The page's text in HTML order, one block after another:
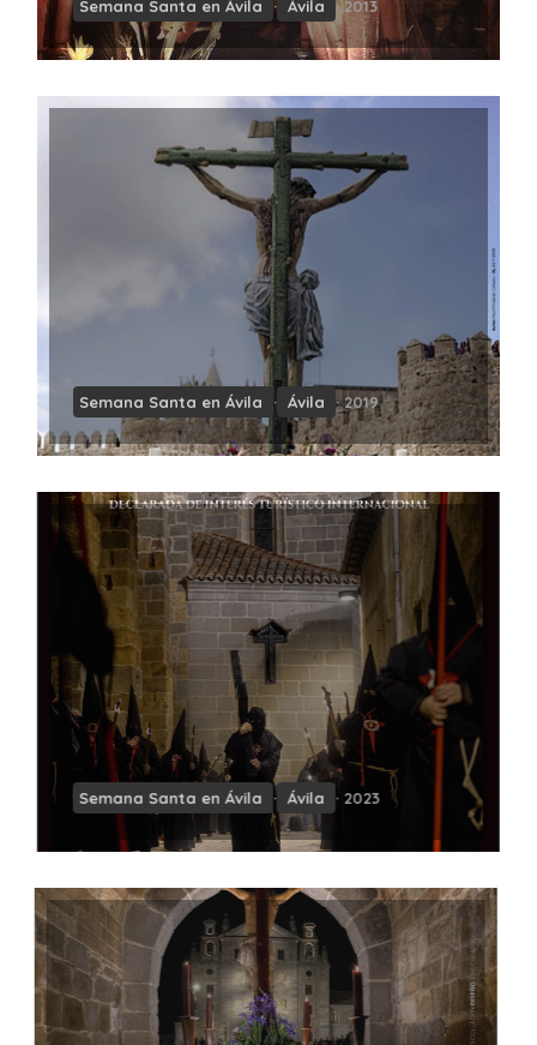
Semana Santa en Ávila · Ávila · 2013
Semana Santa en Ávila · Ávila · 2019
Semana Santa en Ávila · Ávila · 2023